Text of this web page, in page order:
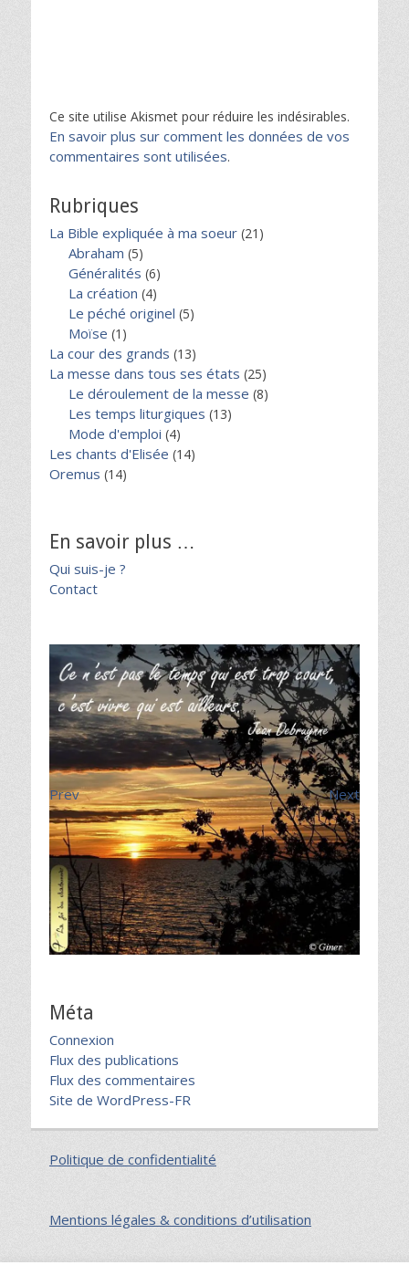
Ce site utilise Akismet pour réduire les indésirables.
En savoir plus sur comment les données de vos
commentaires sont utilisées.
Rubriques
La Bible expliquée à ma soeur (21)
Abraham (5)
Généralités (6)
La création (4)
Le péché originel (5)
Moïse (1)
La cour des grands (13)
La messe dans tous ses états (25)
Le déroulement de la messe (8)
Les temps liturgiques (13)
Mode d'emploi (4)
Les chants d'Elisée (14)
Oremus (14)
En savoir plus …
Qui suis-je ?
Contact
Prev Next
Méta
Connexion
Flux des publications
Flux des commentaires
Site de WordPress-FR
Politique de confidentialité
Mentions légales & conditions d’utilisation